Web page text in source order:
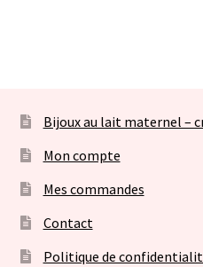
Bijoux au lait maternel –
Mon compte
Mes commandes
Contact
Politique de